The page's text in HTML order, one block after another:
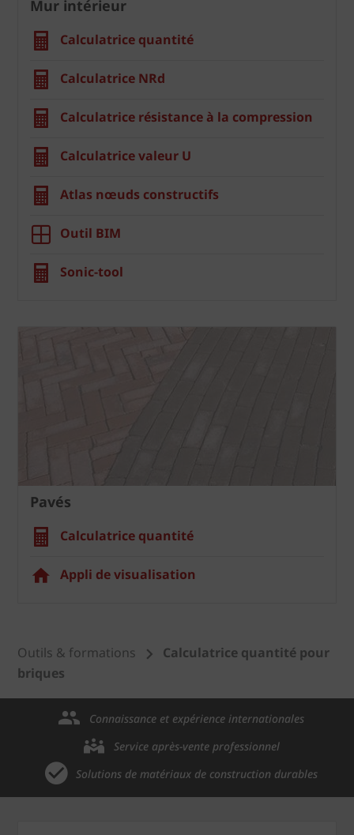
Mur intérieur
Calculatrice quantité
Calculatrice NRd
Calculatrice résistance à la compression
Calculatrice valeur U
Atlas nœuds constructifs
Outil BIM
Sonic-tool
Pavés
Calculatrice quantité
Appli de visualisation
Outils & formations
Calculatrice quantité pour
briques
Connaissance et expérience internationales
Service après-vente professionnel
Solutions de matériaux de construction durables